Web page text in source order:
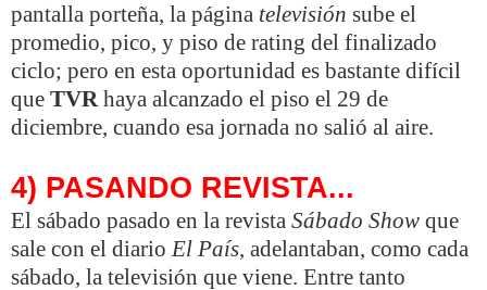
pantalla porteña, la página televisión sube el
promedio, pico, y piso de rating del finalizado
ciclo; pero en esta oportunidad es bastante difícil
que TVR haya alcanzado el piso el 29 de
diciembre, cuando esa jornada no salió al aire.
4) PASANDO REVISTA...
El sábado pasado en la revista Sábado Show que
sale con el diario El País, adelantaban, como cada
sábado, la televisión que viene. Entre tanto